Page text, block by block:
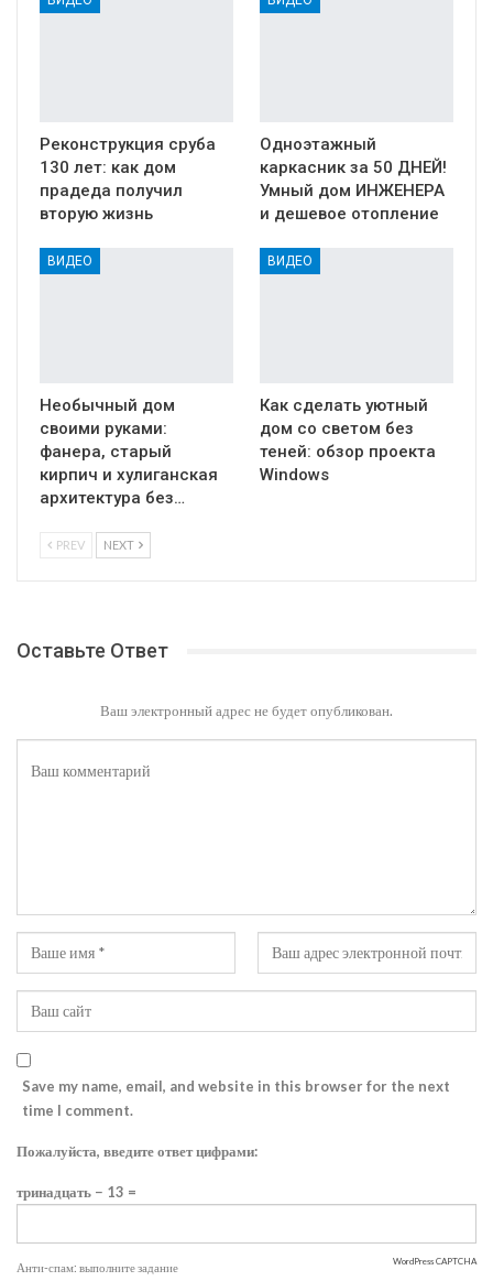
Реконструкция сруба
130 лет: как дом
прадеда получил
вторую жизнь
Одноэтажный
каркасник за 50 ДНЕЙ!
Умный дом ИНЖЕНЕРА
и дешевое отопление
ВИДЕО
Необычный дом
своими руками:
фанера, старый
кирпич и хулиганская
архитектура без…
ВИДЕО
Как сделать уютный
дом со светом без
теней: обзор проекта
Windows
PREV NEXT
Оставьте Ответ
Ваш электронный адрес не будет опубликован.
Save my name, email, and website in this browser for the next
time I comment.
Пожалуйста, введите ответ цифрами:
тринадцать − 13 =
Анти-спам: выполните задание WordPress CAPTCHA